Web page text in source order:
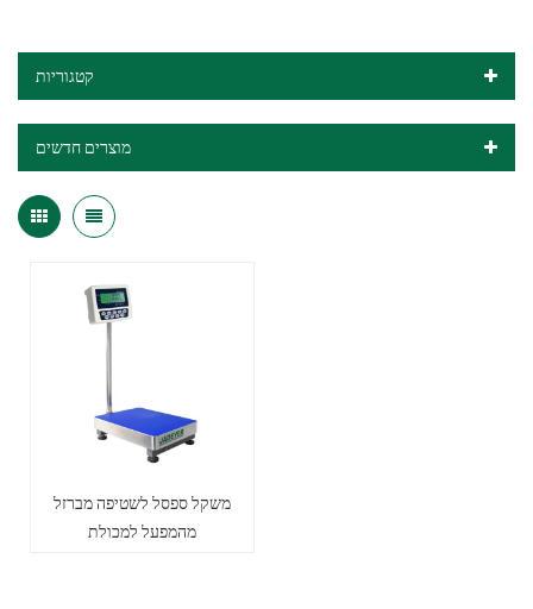
קטגוריות
מוצרים חדשים
משקל ספסל לשטיפה מברזל
מהמפעל למכולת